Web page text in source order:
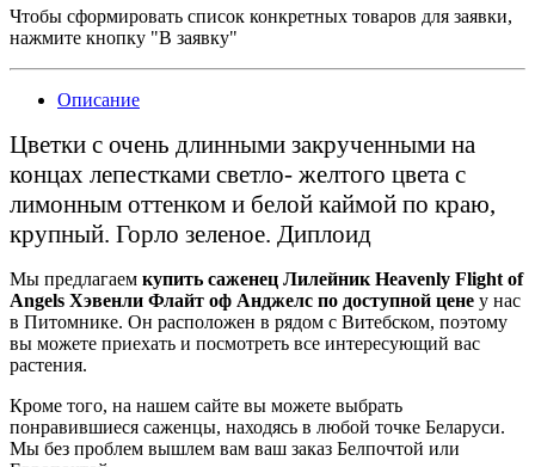
Чтобы сформировать список конкретных товаров для заявки,
нажмите кнопку "В заявку"
Описание
Цветки с очень длинными закрученными на
концах лепестками светло- желтого цвета с
лимонным оттенком и белой каймой по краю,
крупный. Горло зеленое. Диплоид
Мы предлагаем купить саженец Лилейник Heavenly Flight of
Angels Хэвенли Флайт оф Анджелс по доступной цене у нас
в Питомнике. Он расположен в рядом с Витебском, поэтому
вы можете приехать и посмотреть все интересующий вас
растения.
Кроме того, на нашем сайте вы можете выбрать
понравившиеся саженцы, находясь в любой точке Беларуси.
Мы без проблем вышлем вам ваш заказ Белпочтой или